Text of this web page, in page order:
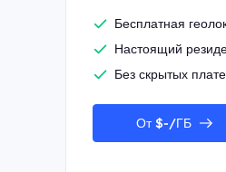
Бесплатная
Настоящий
Без скрытых
От $-/ГБ